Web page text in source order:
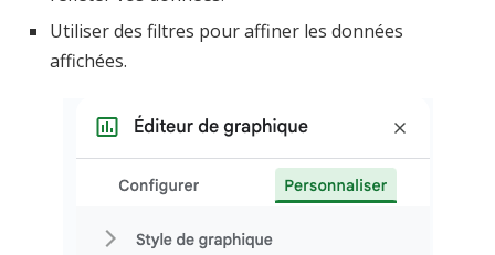
Utiliser des filtres pour affiner les données
affichées.